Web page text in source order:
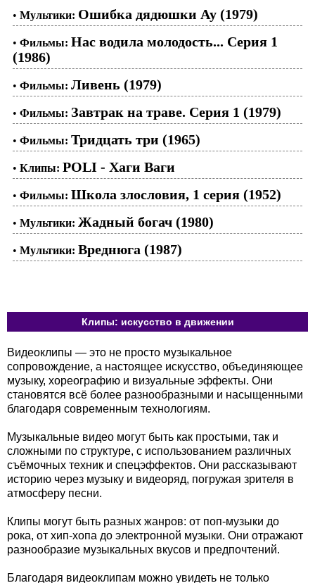
• Мультики: Ошибка дядюшки Ау (1979)
• Фильмы: Нас водила молодость... Серия 1
(1986)
• Фильмы: Ливень (1979)
• Фильмы: Завтрак на траве. Серия 1 (1979)
• Фильмы: Тридцать три (1965)
• Клипы: POLI - Хаги Ваги
• Фильмы: Школа злословия, 1 серия (1952)
• Мультики: Жадный богач (1980)
• Мультики: Вреднюга (1987)
Клипы: искусство в движении
Видеоклипы — это не просто музыкальное
сопровождение, а настоящее искусство, объединяющее
музыку, хореографию и визуальные эффекты. Они
становятся всё более разнообразными и насыщенными
благодаря современным технологиям.
Музыкальные видео могут быть как простыми, так и
сложными по структуре, с использованием различных
съёмочных техник и спецэффектов. Они рассказывают
историю через музыку и видеоряд, погружая зрителя в
атмосферу песни.
Клипы могут быть разных жанров: от поп-музыки до
рока, от хип-хопа до электронной музыки. Они отражают
разнообразие музыкальных вкусов и предпочтений.
Благодаря видеоклипам можно увидеть не только